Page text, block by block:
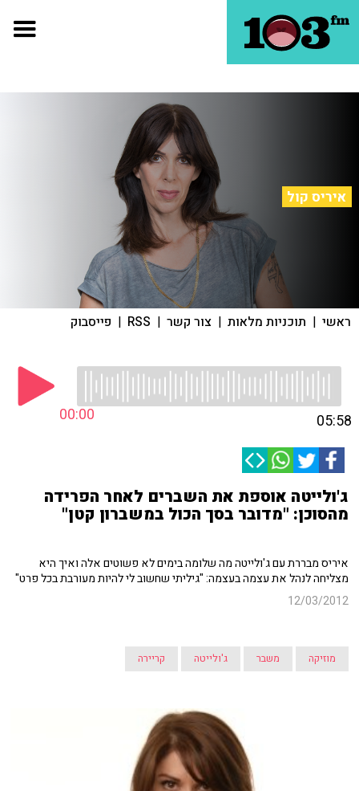
איריס קול
ראשי | תוכניות מלאות | צור קשר |
RSS
| פייסבוק
00:00 05:58
ג'ולייטה אוספת את השברים לאחר הפרידה
מהסוכן: "מדובר בסך הכול במשברון קטן"
איריס מבררת עם ג'ולייטה מה שלומה בימים לא פשוטים אלה ואיך היא
מצליחה לנהל את עצמה בעצמה: "גיליתי שחשוב לי להיות מעורבת בכל פרט"
12/03/2012
מוזיקה משבר ג'ולייטה קריירה